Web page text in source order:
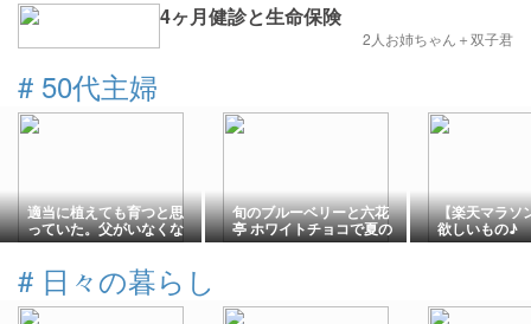
4ヶ月健診と生命保険
2人お姉ちゃん＋双子君
# 50代主婦
適当に植えても育つと思
っていた。父がいなくな
った畑のこと
旬のブルーベリーと六花
亭 ホワイトチョコで夏の
おやつと、最近のグルテ
【楽天マラソ
欲しいもの♪
# 日々の暮らし